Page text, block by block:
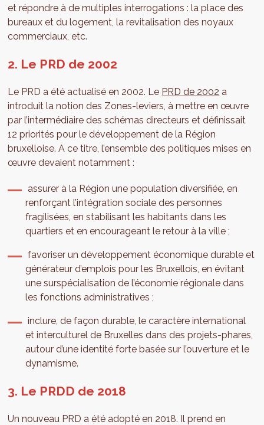
et répondre à de multiples interrogations : la place des
bureaux et du logement, la revitalisation des noyaux
commerciaux, etc.
2. Le PRD de 2002
Le PRD a été actualisé en 2002. Le PRD de 2002 a
introduit la notion des Zones-leviers, à mettre en œuvre
par l’intermédiaire des schémas directeurs et définissait
12 priorités pour le développement de la Région
bruxelloise. A ce titre, l’ensemble des politiques mises en
œuvre devaient notamment :
assurer à la Région une population diversifiée, en
renforçant l’intégration sociale des personnes
fragilisées, en stabilisant les habitants dans les
quartiers et en encourageant le retour à la ville ;
favoriser un développement économique durable et
générateur d’emplois pour les Bruxellois, en évitant
une surspécialisation de l’économie régionale dans
les fonctions administratives ;
inclure, de façon durable, le caractère international
et interculturel de Bruxelles dans des projets-phares,
autour d’une identité forte basée sur l’ouverture et le
dynamisme.
3. Le PRDD de 2018
Un nouveau PRD a été adopté en 2018. Il prend en